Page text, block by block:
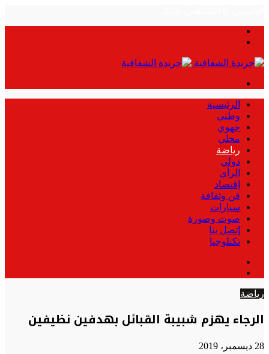
الرئيسية
وطني
جهوي
محلي
رياضة
دولي
الرأي
إقتصاد
فن وثقافة
سيارات
صوت وصورة
إتصل بنا
تكنلوجيا
رياضة
الرجاء يهزم شبيبة القبائل بهدفين نظيفين
28 ديسمبر، 2019